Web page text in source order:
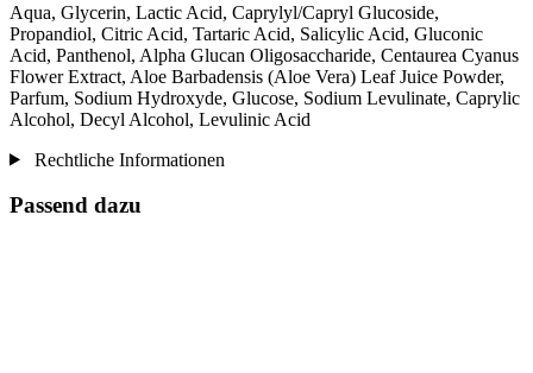
Aqua, Glycerin, Lactic Acid, Caprylyl/Capryl Glucoside,
Propandiol, Citric Acid, Tartaric Acid, Salicylic Acid, Gluconic
Acid, Panthenol, Alpha Glucan Oligosaccharide, Centaurea Cyanus
Flower Extract, Aloe Barbadensis (Aloe Vera) Leaf Juice Powder,
Parfum, Sodium Hydroxyde, Glucose, Sodium Levulinate, Caprylic
Alcohol, Decyl Alcohol, Levulinic Acid
Rechtliche Informationen
Passend dazu